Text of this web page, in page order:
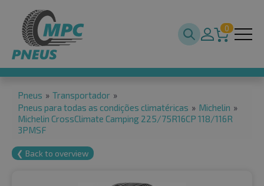
0
Pneus » Transportador »
Pneus para todas as condições climatéricas » Michelin »
Michelin CrossClimate Camping 225/75R16CP 118/116R
3PMSF
❮ Back to overview